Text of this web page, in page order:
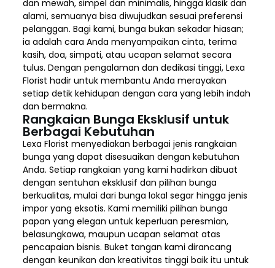
dan mewah, simpel dan minimalis, hingga klasik dan
alami, semuanya bisa diwujudkan sesuai preferensi
pelanggan. Bagi kami, bunga bukan sekadar hiasan;
ia adalah cara Anda menyampaikan cinta, terima
kasih, doa, simpati, atau ucapan selamat secara
tulus. Dengan pengalaman dan dedikasi tinggi, Lexa
Florist hadir untuk membantu Anda merayakan
setiap detik kehidupan dengan cara yang lebih indah
dan bermakna.
Rangkaian Bunga Eksklusif untuk
Berbagai Kebutuhan
Lexa Florist menyediakan berbagai jenis rangkaian
bunga yang dapat disesuaikan dengan kebutuhan
Anda. Setiap rangkaian yang kami hadirkan dibuat
dengan sentuhan eksklusif dan pilihan bunga
berkualitas, mulai dari bunga lokal segar hingga jenis
impor yang eksotis. Kami memiliki pilihan bunga
papan yang elegan untuk keperluan peresmian,
belasungkawa, maupun ucapan selamat atas
pencapaian bisnis. Buket tangan kami dirancang
dengan keunikan dan kreativitas tinggi baik itu untuk